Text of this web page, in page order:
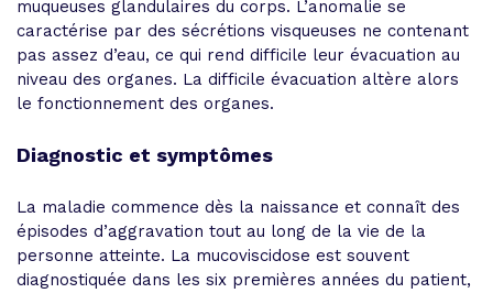
muqueuses glandulaires du corps. L’anomalie se
caractérise par des sécrétions visqueuses ne contenant
pas assez d’eau, ce qui rend difficile leur évacuation au
niveau des organes. La difficile évacuation altère alors
le fonctionnement des organes.
Diagnostic et symptômes
La maladie commence dès la naissance et connaît des
épisodes d’aggravation tout au long de la vie de la
personne atteinte. La mucoviscidose est souvent
diagnostiquée dans les six premières années du patient,